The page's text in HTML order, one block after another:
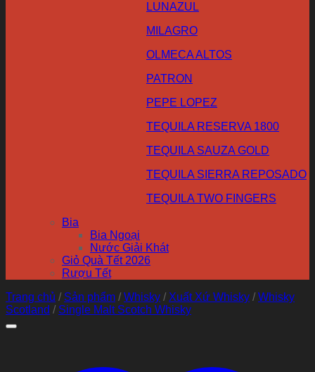
LUNAZUL
MILAGRO
OLMECA ALTOS
PATRON
PEPE LOPEZ
TEQUILA RESERVA 1800
TEQUILA SAUZA GOLD
TEQUILA SIERRA REPOSADO
TEQUILA TWO FINGERS
Bia
Bia Ngoại
Nước Giải Khát
Giỏ Quà Tết 2026
Rượu Tết
Trang chủ / Sản phẩm / Whisky / Xuất Xứ Whisky / Whisky
Scotland / Single Malt Scotch Whisky